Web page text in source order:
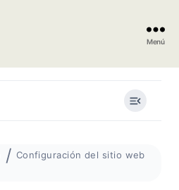
Menú
Configuración del sitio web